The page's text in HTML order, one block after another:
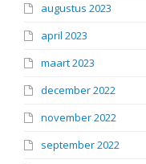
augustus 2023
april 2023
maart 2023
december 2022
november 2022
september 2022